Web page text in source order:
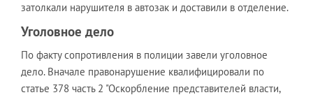
затолкали нарушителя в автозак и доставили в отделение.
Уголовное дело
По факту сопротивления в полиции завели уголовное
дело. Вначале правонарушение квалифицировали по
статье 378 часть 2 "Оскорбление представителей власти,